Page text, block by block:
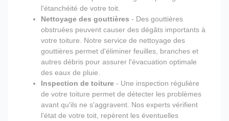
l'étanchéité de votre toit.
Nettoyage des gouttières - Des gouttières
obstruées peuvent causer des dégâts importants à
votre toiture. Notre service de nettoyage des
gouttières permet d'éliminer feuilles, branches et
autres débris pour assurer l'évacuation optimale
des eaux de pluie.
Inspection de toiture - Une inspection régulière
de votre toiture permet de détecter les problèmes
avant qu'ils ne s'aggravent. Nos experts vérifient
l'état de votre toit, repèrent les éventuelles